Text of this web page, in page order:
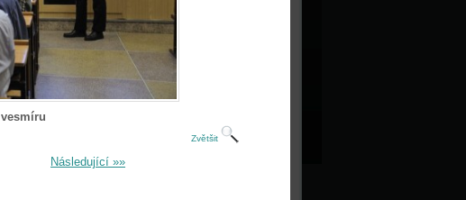
Zvětšit
Následující »»